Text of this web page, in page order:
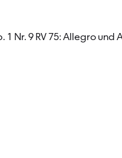
1 Nr. 9 RV 75: Allegro und